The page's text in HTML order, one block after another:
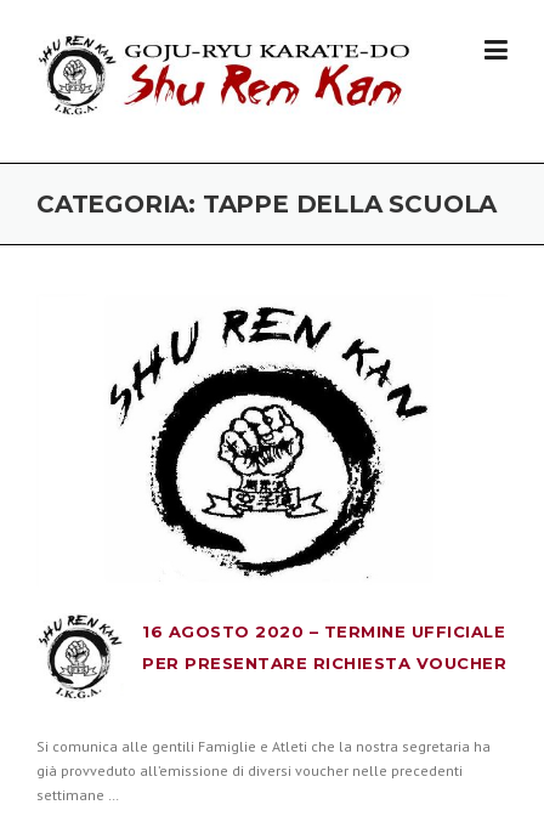
CATEGORIA: TAPPE DELLA SCUOLA
16 AGOSTO 2020 – TERMINE UFFICIALE
PER PRESENTARE RICHIESTA VOUCHER
Si comunica alle gentili Famiglie e Atleti che la nostra segretaria ha
già provveduto all’emissione di diversi voucher nelle precedenti
settimane …